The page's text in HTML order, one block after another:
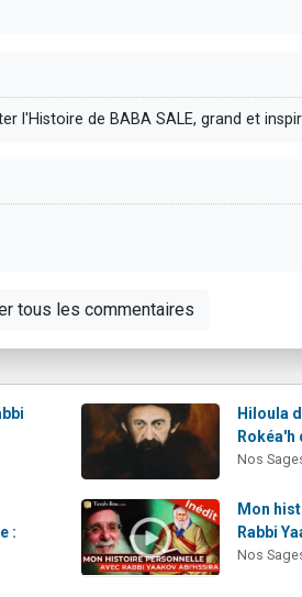
l'Histoire de BABA SALE, grand et
tous les commentaires
Hiloula
Rokéa'h
Nos
:
Mon
Rabbi
Nos